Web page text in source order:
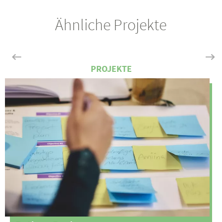
Ähnliche Projekte